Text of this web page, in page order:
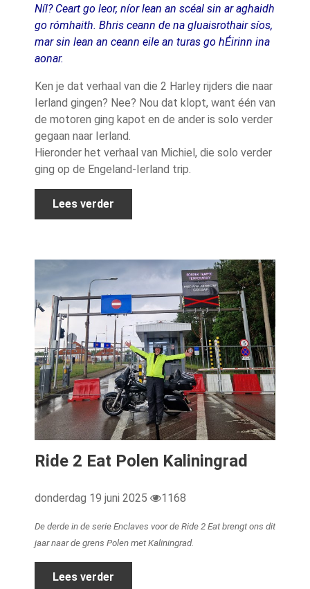
Níl? Ceart go leor, níor lean an scéal sin ar aghaidh
go rómhaith. Bhris ceann de na gluaisrothair síos,
mar sin lean an ceann eile an turas go hÉirinn ina
aonar.
Ken je dat verhaal van die 2 Harley rijders die naar
Ierland gingen? Nee? Nou dat klopt, want één van
de motoren ging kapot en de ander is solo verder
gegaan naar Ierland.
Hieronder het verhaal van Michiel, die solo verder
ging op de Engeland-Ierland trip.
Lees verder
Ride 2 Eat Polen Kaliningrad
donderdag 19 juni 2025 1168
De derde in de serie Enclaves voor de Ride 2 Eat brengt ons dit
jaar naar de grens Polen met Kaliningrad.
Lees verder